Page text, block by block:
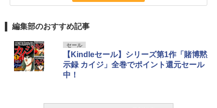
編集部のおすすめ記事
セール
【Kindleセール】シリーズ第1作「賭博黙
示録 カイジ」全巻でポイント還元セール
中！